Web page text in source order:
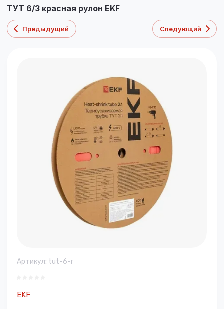
ТУТ 6/3 красная рулон EKF
Предыдущий Следующий
Артикул: tut-6-r
EKF